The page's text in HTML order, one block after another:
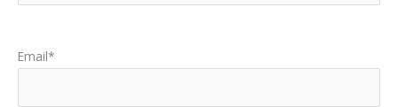
Email*